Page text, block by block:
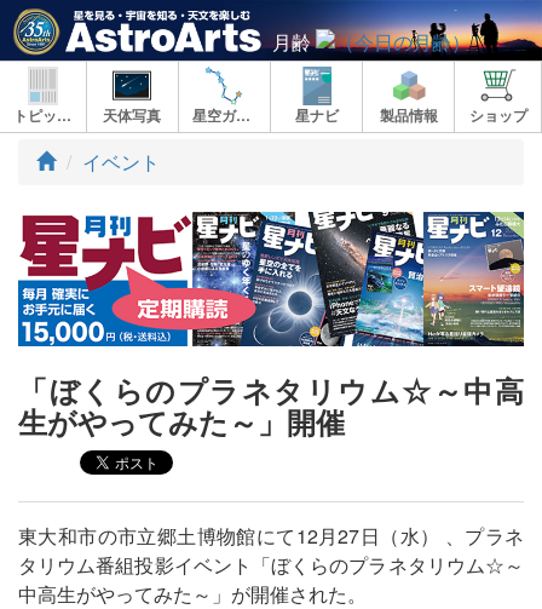
月齢
トピックス 天体写真 星空ガイド 星ナビ 製品情報 ショップ
ト
プ
イベント
「ぼくらのプラネタリウム☆～中高
生がやってみた～」開催
東大和市の市立郷土博物館にて12月27日（水） 、プラネ
タリウム番組投影イベント「ぼくらのプラネタリウム☆～
中高生がやってみた～」が開催された。